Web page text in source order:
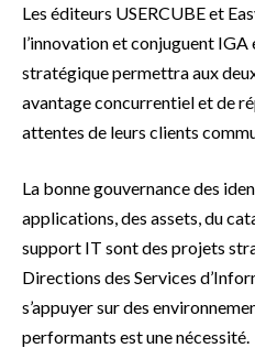
Les éditeurs USERCUBE et
l’innovation et conjuguent
stratégique permettra aux
avantage concurrentiel et de
attentes de leurs clients
La bonne gouvernance des
applications, des assets, du
support IT sont des projets
Directions des Services
s’appuyer sur des
performants est une nécessité.